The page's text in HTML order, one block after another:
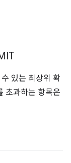
있는 최상위 확
초과하는 항목은